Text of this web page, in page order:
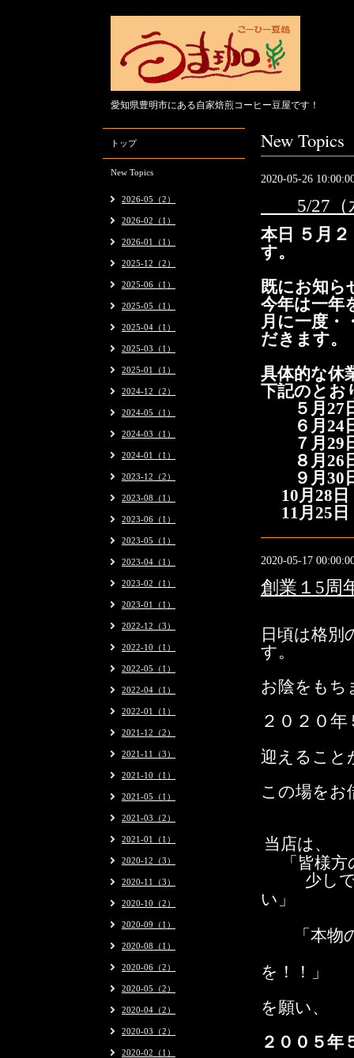
愛知県豊明市にある自家焙煎コーヒー豆屋です！
New Topics
2020-05-26
5/27（水
本日 ５月
す。
既にお知ら
今年は一年
月に一度・
だきます。
具体的な休
下記のとお
５月27
６月24
７月29
８月26
９月30
10月28日
11月25日
2020-05-17
創業１5周
日頃は格別
す。
お陰をもち
２０２０ 年
迎えること
この場をお
当店は、
「皆様
少し
い」
「本物の
を！！」
を願い、
２００５年
トップ
New Topics
2026-05（2）
2026-02（1）
2026-01（1）
2025-12（2）
2025-06（1）
2025-05（1）
2025-04（1）
2025-03（1）
2025-01（1）
2024-12（2）
2024-05（1）
2024-03（1）
2024-01（1）
2023-12（2）
2023-08（1）
2023-06（1）
2023-05（1）
2023-04（1）
2023-02（1）
2023-01（1）
2022-12（3）
2022-10（1）
2022-05（1）
2022-04（1）
2022-01（1）
2021-12（2）
2021-11（3）
2021-10（1）
2021-05（1）
2021-03（2）
2021-01（1）
2020-12（3）
2020-11（3）
2020-10（2）
2020-09（1）
2020-08（1）
2020-06（2）
2020-05（2）
2020-04（2）
2020-03（2）
2020-02（1）